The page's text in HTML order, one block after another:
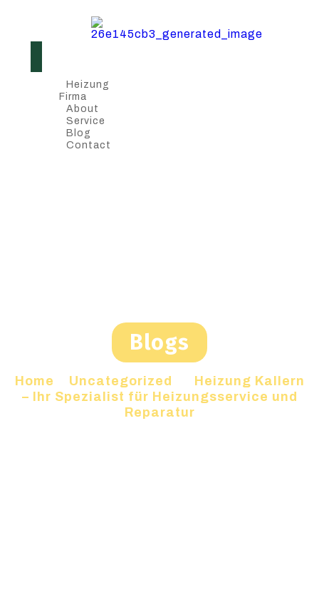
Heizung
Firma
About
Service
Blog
Contact
Blogs
Home Uncategorized
Heizung Kallern
– Ihr Spezialist für Heizungsservice und
Reparatur